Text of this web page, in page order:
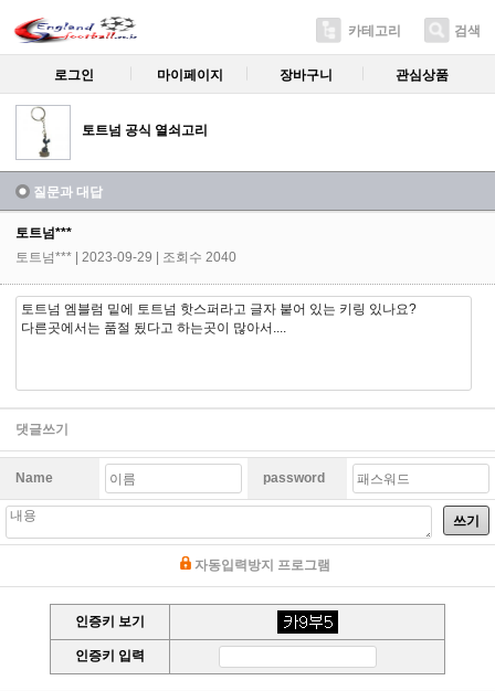
카테고리 검색
로그인 마이페이지 장바구니 관심상품
토트넘 공식 열쇠고리
질문과 대답
토트넘***
토트넘***
| 2023-09-29 | 조회수 2040
토트넘 엠블럼 밑에 토트넘 핫스퍼라고 글자 붙어 있는 키링 있나요?
다른곳에서는 품절 됬다고 하는곳이 많아서....
댓글쓰기
Name password
쓰기
자동입력방지 프로그램
인증키 보기
인증키 입력